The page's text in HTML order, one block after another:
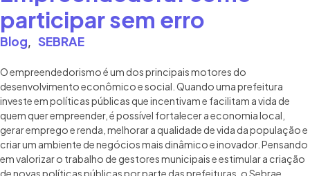
participar sem erro
Blog, SEBRAE
O empreendedorismo é um dos principais motores do
desenvolvimento econômico e social. Quando uma prefeitura
investe em políticas públicas que incentivam e facilitam a vida de
quem quer empreender, é possível fortalecer a economia local,
gerar emprego e renda, melhorar a qualidade de vida da população e
criar um ambiente de negócios mais dinâmico e inovador. Pensando
em valorizar o trabalho de gestores municipais e estimular a criação
de novas políticas públicas por parte das prefeituras, o Sebrae